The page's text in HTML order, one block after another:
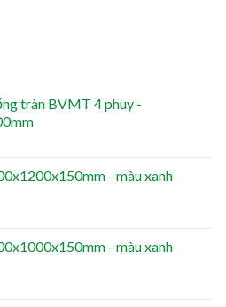
tràn BVMT 4 phuy -
- màu xanh
- màu xanh